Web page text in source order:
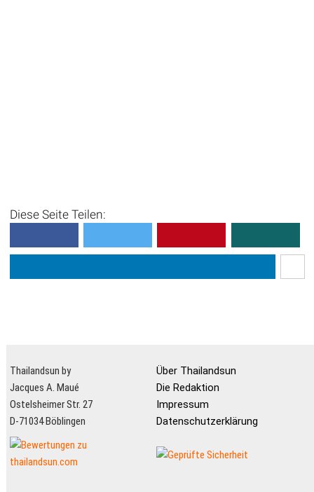
Diese Seite Teilen:
Thailandsun by
Jacques A. Maué
Ostelsheimer Str. 27
D-71034 Böblingen
Über Thailandsun
Die Redaktion
Impressum
Datenschutzerklärung